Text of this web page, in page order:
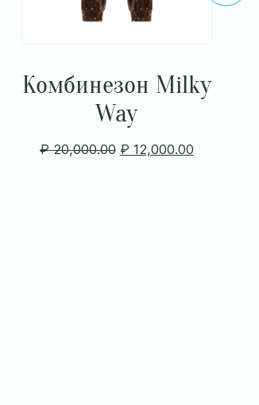
Комбинезон Milky
Way
₽20,000.00 ₽ 12,000.00